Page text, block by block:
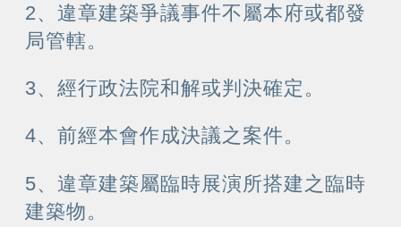
2、違章建築爭議事件不屬本府或都發
局管轄。
3、經行政法院和解或判決確定。
4、前經本會作成決議之案件。
5、違章建築屬臨時展演所搭建之臨時
建築物。